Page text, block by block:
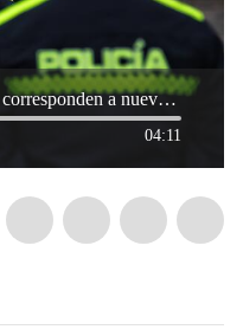
Ataques contra farmacias corresponden a nuevas modalidades del Clan del Golfo: Policía
04:11